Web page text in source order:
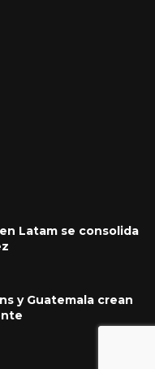
Latam se consolida
y Guatemala crean